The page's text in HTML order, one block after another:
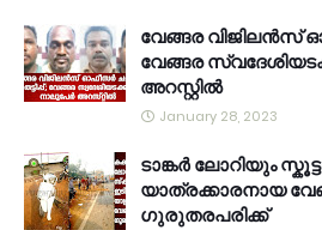
വേങ്ങര വിജിലൻസ്
വേങ്ങര
അറസ്റ്റിൽ
January 28, 2023
ടാങ്കർ ലോറിയും
യാത്രക്കാരനായ
ഗുരുതരപരിക്ക്